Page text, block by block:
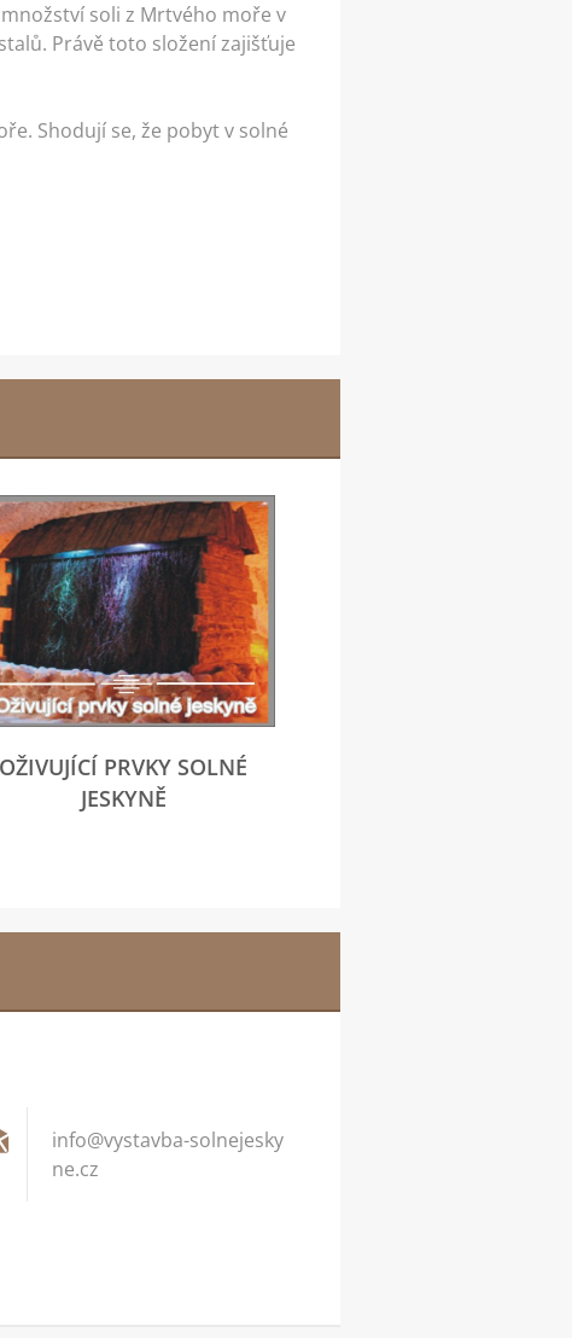
soli z Mrtvého moře v
Právě toto složení zajišťuje
Shodují se, že pobyt v solné
OŽIVUJÍCÍ PRVKY SOLNÉ
JESKYNĚ
info@vystavba-solnejesky
ne.cz